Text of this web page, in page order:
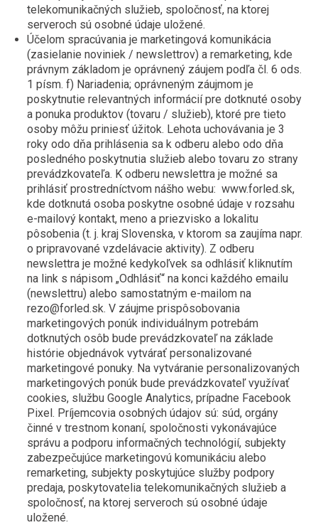
telekomunikačných služieb, spoločnosť, na ktorej
serveroch sú osobné údaje uložené.
Účelom spracúvania je marketingová komunikácia
(zasielanie noviniek / newslettrov) a remarketing, kde
právnym základom je oprávnený záujem podľa čl. 6 ods.
1 písm. f) Nariadenia; oprávneným záujmom je
poskytnutie relevantných informácií pre dotknuté osoby
a ponuka produktov (tovaru / služieb), ktoré pre tieto
osoby môžu priniesť úžitok. Lehota uchovávania je 3
roky odo dňa prihlásenia sa k odberu alebo odo dňa
posledného poskytnutia služieb alebo tovaru zo strany
prevádzkovateľa. K odberu newslettra je možné sa
prihlásiť prostredníctvom nášho webu: www.forled.sk,
kde dotknutá osoba poskytne osobné údaje v rozsahu
e-mailový kontakt, meno a priezvisko a lokalitu
pôsobenia (t. j. kraj Slovenska, v ktorom sa zaujíma napr.
o pripravované vzdelávacie aktivity). Z odberu
newslettra je možné kedykoľvek sa odhlásiť kliknutím
na link s nápisom „Odhlásiť“ na konci každého emailu
(newslettru) alebo samostatným e-mailom na
rezo@forled.sk. V záujme prispôsobovania
marketingových ponúk individuálnym potrebám
dotknutých osôb bude prevádzkovateľ na základe
histórie objednávok vytvárať personalizované
marketingové ponuky. Na vytváranie personalizovaných
marketingových ponúk bude prevádzkovateľ využívať
cookies, službu Google Analytics, prípadne Facebook
Pixel. Príjemcovia osobných údajov sú: súd, orgány
činné v trestnom konaní, spoločnosti vykonávajúce
správu a podporu informačných technológií, subjekty
zabezpečujúce marketingovú komunikáciu alebo
remarketing, subjekty poskytujúce služby podpory
predaja, poskytovatelia telekomunikačných služieb a
spoločnosť, na ktorej serveroch sú osobné údaje
uložené.